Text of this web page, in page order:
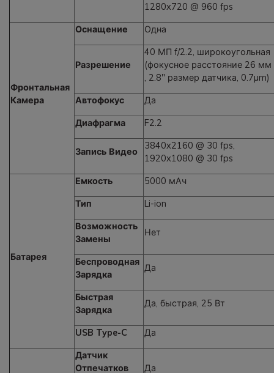
1280x720 @ 960 fps
Фронтальная
Камера
Оснащение Одна
Разрешение
40 МП f/2.2, широкоугольная
(фокусное расстояние 26 мм
, 2.8" размер датчика, 0.7µm)
Автофокус Да
Диафрагма F2.2
Запись Видео
3840x2160 @ 30 fps,
1920x1080 @ 30 fps
Батарея
Емкость 5000 мАч
Тип Li-ion
Возможность
Замены
Нет
Беспроводная
Зарядка
Да
Быстрая
Зарядка
Да, быстрая, 25 Вт
USB Type-C Да
Датчик
Отпечатков
Да